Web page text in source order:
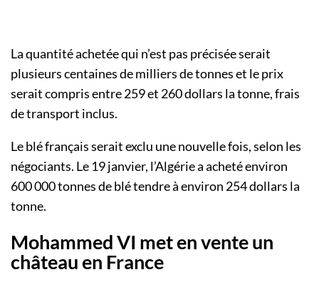
La quantité achetée qui n’est pas précisée serait
plusieurs centaines de milliers de tonnes et le prix
serait compris entre 259 et 260 dollars la tonne, frais
de transport inclus.
Le blé français serait exclu une nouvelle fois, selon les
négociants. Le 19 janvier, l’Algérie a acheté environ
600 000 tonnes de blé tendre à environ 254 dollars la
tonne.
Mohammed VI met en vente un
château en France